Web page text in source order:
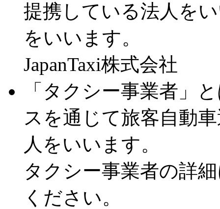
提携している法人を
をいいます。
JapanTaxi株式会社
「タクシー事業者」
スを通じて旅客自動
人をいいます。
タクシー事業者の詳
ください。